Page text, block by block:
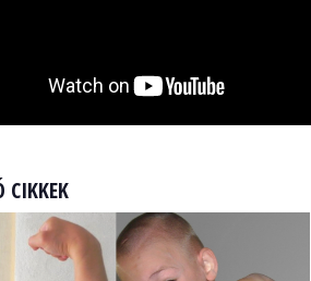
CIKKEK